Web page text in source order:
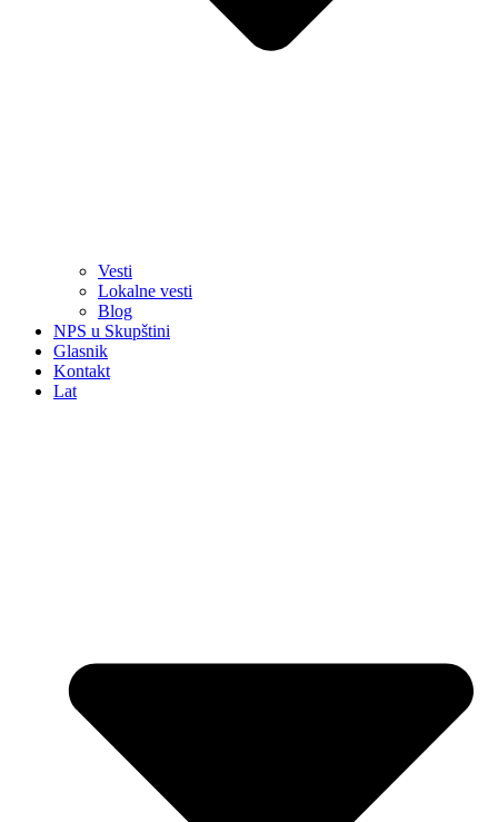
Vesti
Lokalne vesti
Blog
NPS u Skupštini
Glasnik
Kontakt
Lat